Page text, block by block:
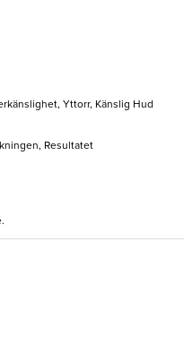
Yttorr, Känslig Hud
Resultatet